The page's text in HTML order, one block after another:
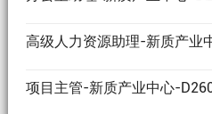
高级人力资源助理-新质产业
项目主管-新质产业中心-